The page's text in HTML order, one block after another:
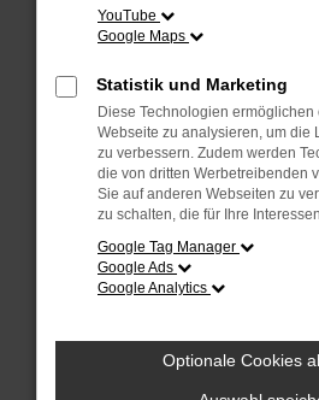
Manche Erweiterungen,
können das Laden
verhindern. Funktioniert
anderen Browser oder in
Fenster?
Starte dein Gerät neu.
Das kann manchmal
vorübergehende
Stelle sicher, dass dein
Betriebssystem auf
Veraltete Software birgt
YouTube
Google Maps
Statistik und Marketing
Diese Technologien
Webseite zu analysieren, um die
zu verbessern. Zudem werden
die von dritten Werbetreibenden
Sie auf anderen Webseiten zu
zu schalten, die für Ihre
Google Tag Manager
Google Ads
Google Analytics
Optionale Cookies